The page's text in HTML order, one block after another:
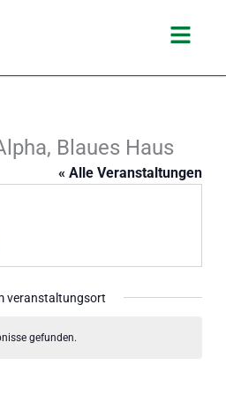
Main
Blaues Haus
« Alle Veranstaltungen
veranstaltungsort
gefunden.